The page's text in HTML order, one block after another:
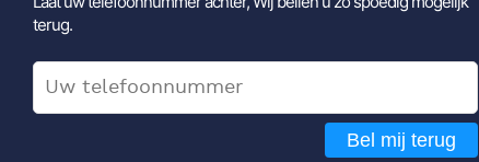
terug.
Bel mij terug